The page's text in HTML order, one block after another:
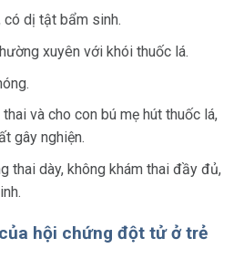
có dị tật bẩm sinh.
xuyên với khói thuốc lá.
và cho con bú mẹ hút thuốc lá,
gây nghiện.
thai dày, không khám thai đầy đủ,
hội chứng đột tử ở trẻ